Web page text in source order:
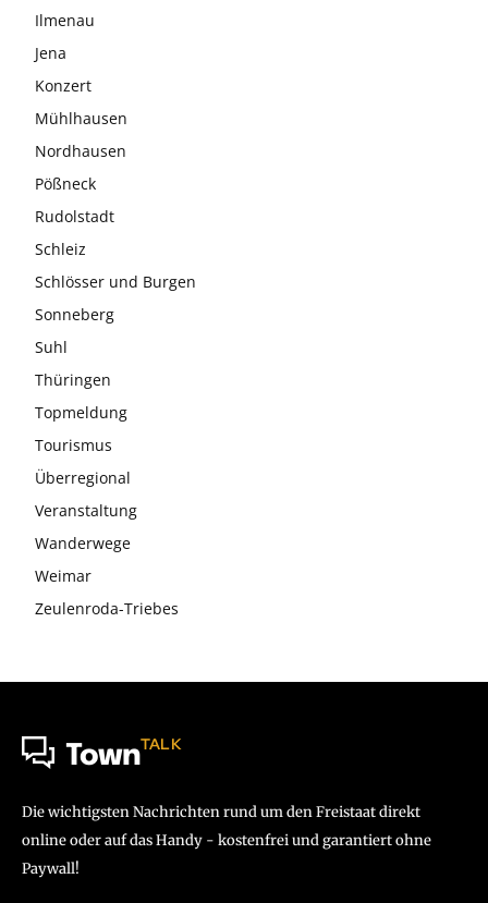
Ilmenau
Jena
Konzert
Mühlhausen
Nordhausen
Pößneck
Rudolstadt
Schleiz
Schlösser und Burgen
Sonneberg
Suhl
Thüringen
Topmeldung
Tourismus
Überregional
Veranstaltung
Wanderwege
Weimar
Zeulenroda-Triebes
TownTALK
Die wichtigsten Nachrichten rund um den Freistaat direkt
online oder auf das Handy - kostenfrei und garantiert ohne
Paywall!